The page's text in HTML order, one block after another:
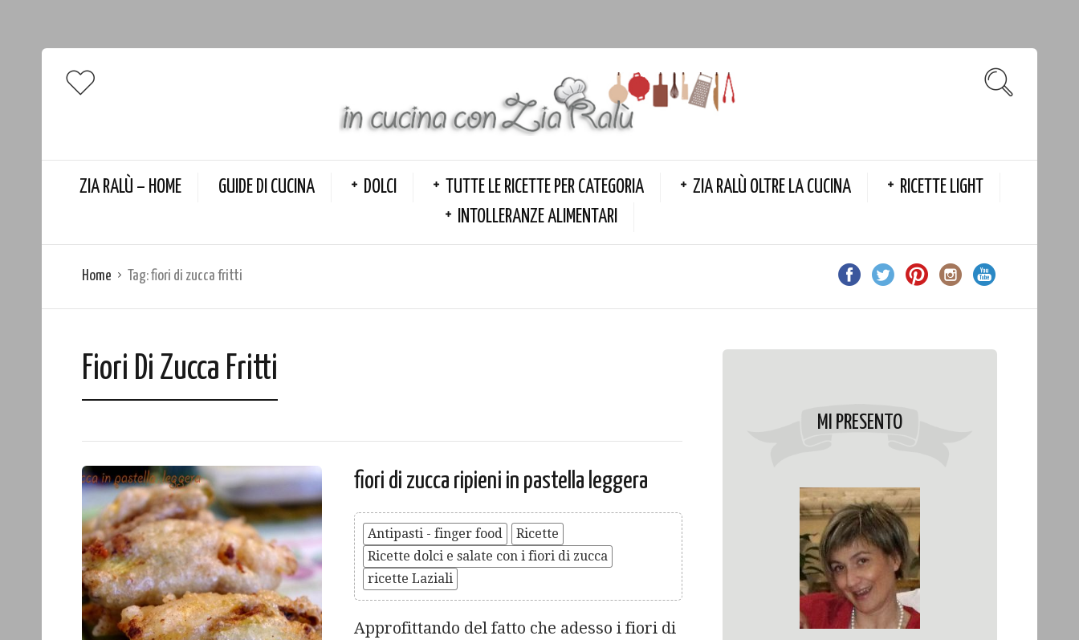
ZIA RALÙ – HOME GUIDE DI CUCINA DOLCI TUTTE LE RICETTE PER CATEGORIA ZIA RALÙ OLTRE LA CUCINA
RICETTE LIGHT
INTOLLERANZE ALIMENTARI
Home Tag:fiori di zucca fritti
Fiori Di Zucca Fritti
fiori di zucca ripieni in pastella leggera
Antipasti - finger food
Ricette
Ricette dolci e salate con i fiori di zucca
ricette Laziali
Approfittando del fatto che adesso i fiori di
MI PRESENTO